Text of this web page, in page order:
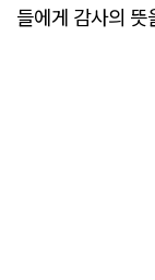
들에게 감사의